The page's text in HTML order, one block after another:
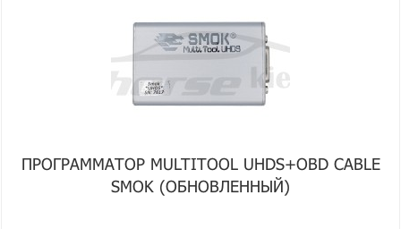
ПРОГРАММАТОР MULTITOOL UHDS+OBD CABLE
SMOK (ОБНОВЛЕННЫЙ)